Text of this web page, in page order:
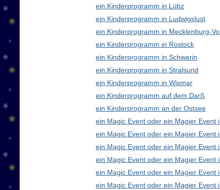
ein Kinderprogramm in Lübz
ein Kinderprogramm in Ludwigslust
ein Kinderprogramm in Mecklenburg-
ein Kinderprogramm in Rostock
ein Kinderprogramm in Schwerin
ein Kinderprogramm in Stralsund
ein Kinderprogramm in Wismar
ein Kinderprogramm auf dem Darß
ein Kinderprogramm an der Ostsee
ein Magic Event oder ein Magier Event
ein Magic Event oder ein Magier Event
ein Magic Event oder ein Magier Event
ein Magic Event oder ein Magier Event
ein Magic Event oder ein Magier Event
ein Magic Event oder ein Magier Event